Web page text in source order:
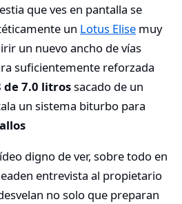
que ves en pantalla se
un Lotus Elise muy
un nuevo ancho de vías
suficientemente reforzada
de 7.0 litrossacado de un
un sistema biturbo para
digno de ver, sobre todo en
entrevista al propietario
no solo que preparan